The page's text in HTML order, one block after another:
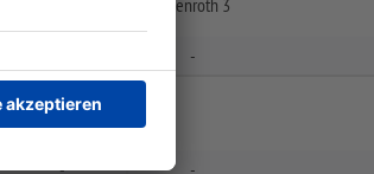
TSV 1893 Neukenroth 3
-
2
- -